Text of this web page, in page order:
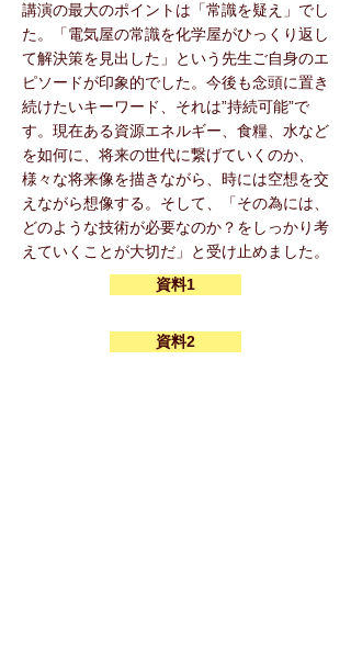
講演の最大のポイントは「常識を疑え」でし
た。「電気屋の常識を化学屋がひっくり返し
て解決策を見出した」という先生ご自身のエ
ピソードが印象的でした。今後も念頭に置き
続けたいキーワード、それは”持続可能”で
す。現在ある資源エネルギー、食糧、水など
を如何に、将来の世代に繋げていくのか、
様々な将来像を描きながら、時には空想を交
えながら想像する。そして、「その為には、
どのような技術が必要なのか？をしっかり考
えていくことが大切だ」と受け止めました。
資料1
資料2